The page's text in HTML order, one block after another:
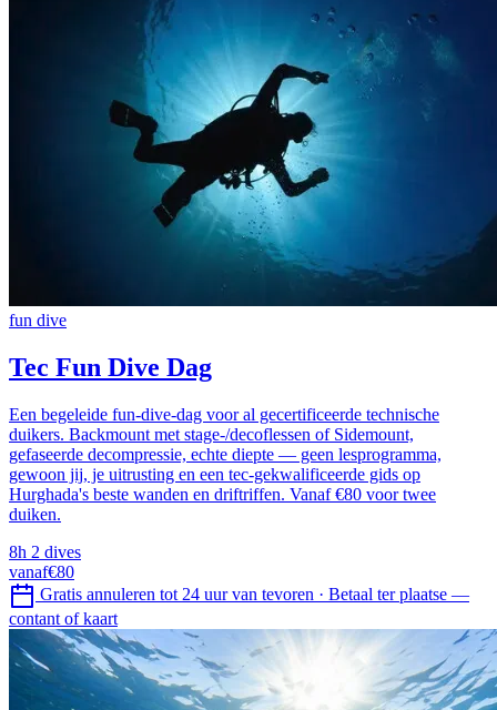
fun dive
Tec Fun Dive Dag
Een begeleide fun-dive-dag voor al gecertificeerde technische
duikers. Backmount met stage-/decoflessen of Sidemount,
gefaseerde decompressie, echte diepte — geen lesprogramma,
gewoon jij, je uitrusting en een tec-gekwalificeerde gids op
Hurghada's beste wanden en driftriffen. Vanaf €80 voor twee
duiken.
8h 2 dives
vanaf€80
Gratis annuleren tot 24 uur van tevoren · Betaal ter plaatse —
contant of kaart